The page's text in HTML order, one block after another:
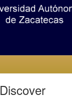
Discover